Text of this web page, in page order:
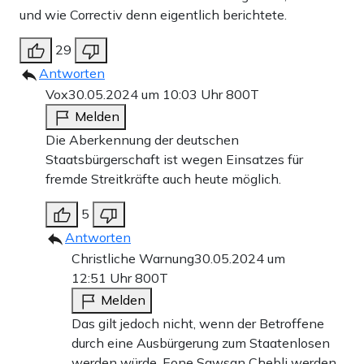
und wie Correctiv denn eigentlich berichtete.
29
Antworten
Vox30.05.2024 um 10:03 Uhr800T
Melden
Die Aberkennung der deutschen
Staatsbürgerschaft ist wegen Einsatzes für
fremde Streitkräfte auch heute möglich.
5
Antworten
Christliche Warnung30.05.2024 um
12:51 Uhr800T
Melden
Das gilt jedoch nicht, wenn der Betroffene
durch eine Ausbürgerung zum Staatenlosen